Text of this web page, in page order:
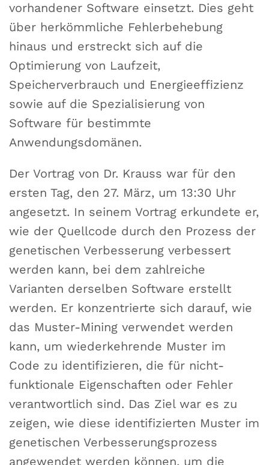
vorhandener Software einsetzt. Dies geht
über herkömmliche Fehlerbehebung
hinaus und erstreckt sich auf die
Optimierung von Laufzeit,
Speicherverbrauch und Energieeffizienz
sowie auf die Spezialisierung von
Software für bestimmte
Anwendungsdomänen.
Der Vortrag von Dr. Krauss war für den
ersten Tag, den 27. März, um 13:30 Uhr
angesetzt. In seinem Vortrag erkundete er,
wie der Quellcode durch den Prozess der
genetischen Verbesserung verbessert
werden kann, bei dem zahlreiche
Varianten derselben Software erstellt
werden. Er konzentrierte sich darauf, wie
das Muster-Mining verwendet werden
kann, um wiederkehrende Muster im
Code zu identifizieren, die für nicht-
funktionale Eigenschaften oder Fehler
verantwortlich sind. Das Ziel war es zu
zeigen, wie diese identifizierten Muster im
genetischen Verbesserungsprozess
angewendet werden können, um die